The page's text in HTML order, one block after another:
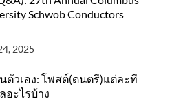
Schwob Conductors
2025
ตัวเอง: โพสต์(ดนตรี)แต่ละที
ะไรบ้าง